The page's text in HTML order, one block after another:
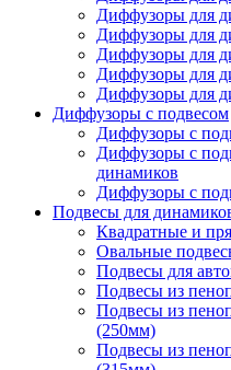
Диффузоры для
Диффузоры для
Диффузоры для
Диффузоры для
Диффузоры для
Диффузоры с подвесом
Диффузоры с
Диффузоры с
динамиков
Диффузоры с
Подвесы для
Квадратные и
Овальные
Подвесы для
Подвесы из
Подвесы из
(250мм)
Подвесы из